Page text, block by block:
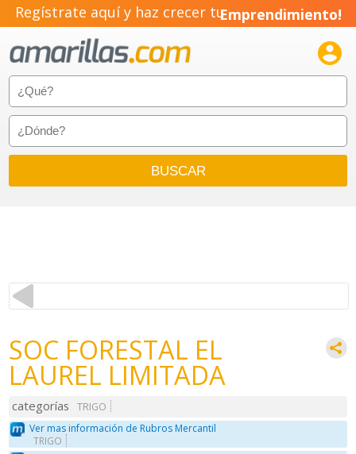
Regístrate aquí y haz crecer tuEmprendimiento!

SOC FORESTAL EL
LAUREL LIMITADA
categorías
TRIGO
Ver mas información de Rubros Mercantil
TRIGO